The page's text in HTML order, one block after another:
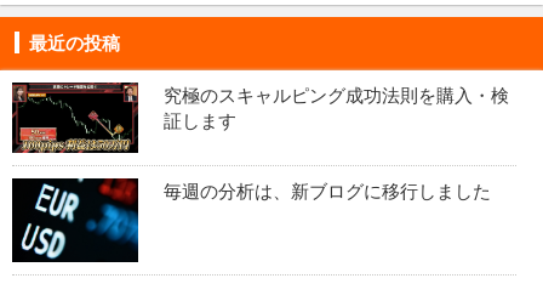
最近の投稿
究極のスキャルピング成功法則を購入・検
証します
毎週の分析は、新ブログに移行しました